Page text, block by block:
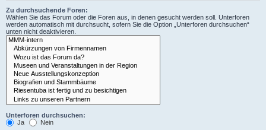
Zu durchsuchende Foren:
Wählen Sie das Forum oder die Foren aus, in denen gesucht werden soll. Unterforen
werden automatisch mit durchsucht, sofern Sie die Option „Unterforen durchsuchen“
unten nicht deaktivieren.
Unterforen durchsuchen:
Ja
Nein